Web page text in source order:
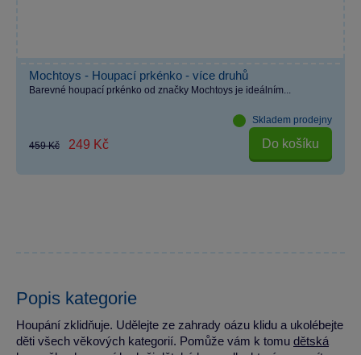
Mochtoys - Houpací prkénko - více druhů
Barevné houpací prkénko od značky Mochtoys je ideálním...
Skladem prodejny
459 Kč 249 Kč Do košíku
Popis kategorie
Houpání zklidňuje. Udělejte ze zahrady oázu klidu a ukolébejte
děti všech věkových kategorií. Pomůže vám k tomu dětská